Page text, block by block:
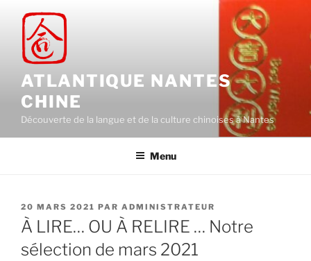
contenu
principal
ATLANTIQUE NANTES
CHINE
Découverte de la langue et de la culture chinoises à Nantes
Menu
PUBLIÉ
LE
20 MARS 2021 PAR ADMINISTRATEUR
À LIRE… OU À RELIRE … Notre
sélection de mars 2021